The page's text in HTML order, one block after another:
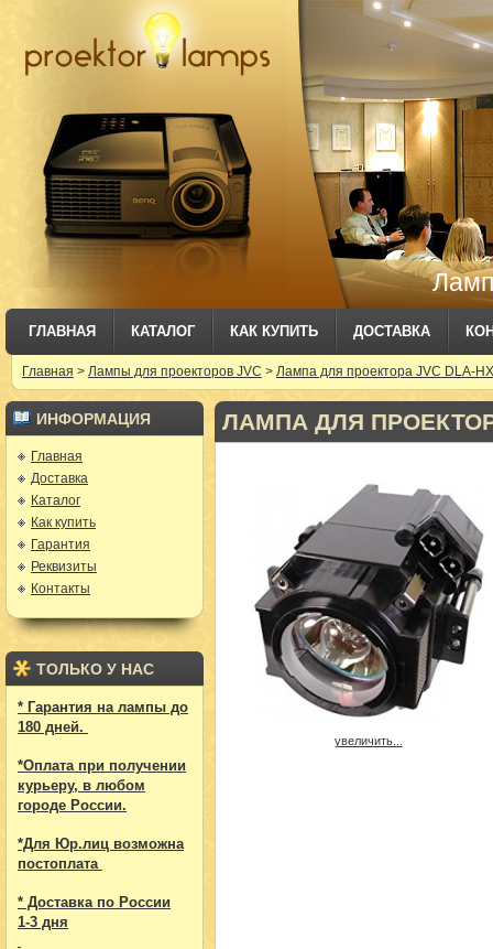
ГЛАВНАЯ КАТАЛОГ КАК КУПИТЬ ДОСТАВКА
Главная > Лампы для проекторов JVC > Лампа для проектора JVC DLA-
ИНФОРМАЦИЯ
Главная
Доставка
Каталог
Как купить
Гарантия
Реквизиты
Контакты
ТОЛЬКО У НАС
* Гарантия на лампы до
180 дней.
*Оплата при получении
курьеру, в любом
городе России.
*Для Юр.лиц возможна
постоплата
* Доставка по России
1-3 дня
ЛАМПА ДЛЯ ПРОЕКТОРА
увеличить...